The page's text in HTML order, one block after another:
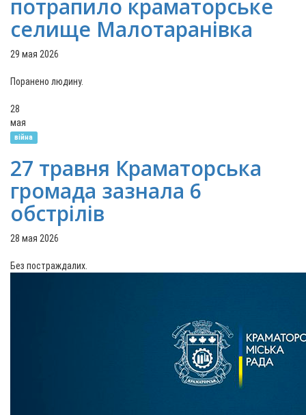
потрапило краматорське
селище Малотаранівка
29 мая 2026
Поранено людину.
28
мая
війна
27 травня Краматорська
громада зазнала 6
обстрілів
28 мая 2026
Без постраждалих.